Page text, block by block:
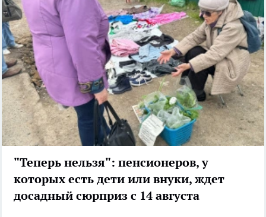
"Теперь нельзя": пенсионеров, у
которых есть дети или внуки, ждет
досадный сюрприз с 14 августа